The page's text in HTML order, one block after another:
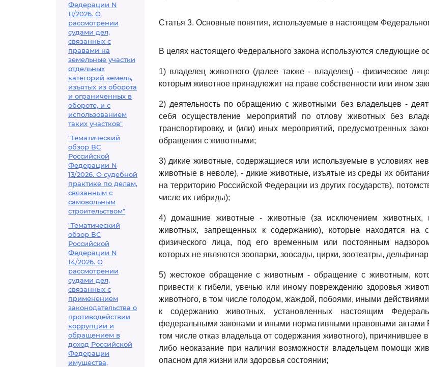
Федерации N
11/2026. О
рассмотрении
судами дел,
связанных с
правами на
земельные участки
отдельных
категорий земель,
изъятых из оборота
и ограниченных в
обороте, и с
использованием
таких участков"
"Тематический
обзор ВС
Российской
Федерации N
13/2026. О судебной
практике по делам,
связанным с
самовольным
строительством"
"Тематический
обзор ВС
Российской
Федерации N
14/2026. О
рассмотрении
судами дел,
связанных с
применением
законодательства о
противодействии
коррупции и
обращением в
доход Российской
Федерации
имущества,
Статья 3. Основные понятия, используемые в настоящем
В целях настоящего Федерального закона используются следующие
1) владелец животного (далее также - владелец) - физическое
которым животное принадлежит на праве собственности или ином
2) деятельность по обращению с животными без владельцев -
себя осуществление мероприятий по отлову животных без
транспортировку, и (или) иных мероприятий, предусмотренных
обращения с животными;
3) дикие животные, содержащиеся или используемые в условиях
животные в неволе), - дикие животные, изъятые из среды их
на территорию Российской Федерации из других государств),
числе их гибриды);
4) домашние животные - животные (за исключением животных,
животных, запрещенных к содержанию), которые находятся на
физического лица, под его временным или постоянным
которых не являются зоопарки, зоосады, цирки, зоотеатры,
5) жестокое обращение с животным - обращение с животным,
привести к гибели, увечью или иному повреждению здоровья
животного, в том числе голодом, жаждой, побоями, иными
к содержанию животных, установленных настоящим
федеральными законами и иными нормативными правовыми актами
том числе отказ владельца от содержания животного), причинившее
либо неоказание при наличии возможности владельцем помощи
опасном для жизни или здоровья состоянии;